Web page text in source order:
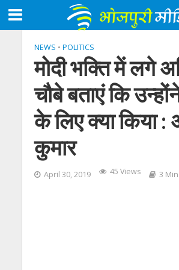
NEWS • POLITICS
मोदी भक्ति में लगे
चौबे बताएं कि
के लिए क्‍या किया :
कुमार
April 30, 2019 45 Views 3